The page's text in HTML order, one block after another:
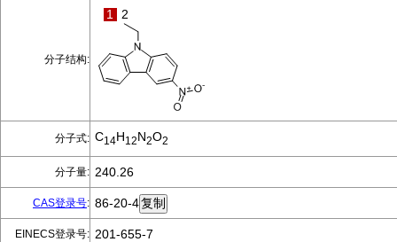
分子结构:
1 2
分子式: C14H12N2O2
分子量: 240.26
CAS登录号: 86-20-4
EINECS登录号: 201-655-7